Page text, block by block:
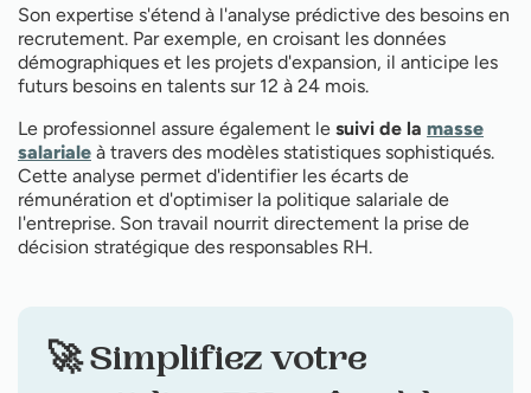
Son expertise s'étend à l'analyse prédictive des besoins en
recrutement. Par exemple, en croisant les données
démographiques et les projets d'expansion, il anticipe les
futurs besoins en talents sur 12 à 24 mois.
Le professionnel assure également le suivi de la masse
salariale à travers des modèles statistiques sophistiqués.
Cette analyse permet d'identifier les écarts de
rémunération et d'optimiser la politique salariale de
l'entreprise. Son travail nourrit directement la prise de
décision stratégique des responsables RH.
🚀 Simplifiez votre